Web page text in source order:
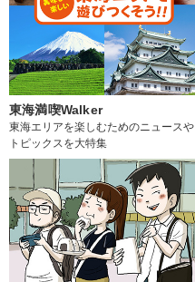
東海満喫Walker
東海エリアを楽しむためのニュースや
トピックスを大特集